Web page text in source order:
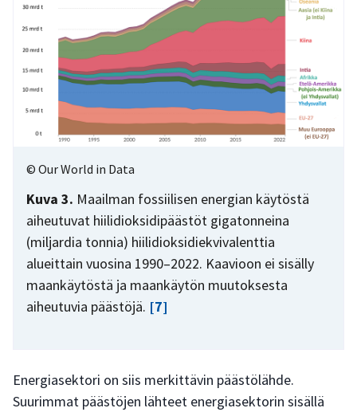
Kuva 3. Maailman fossiilisen energian käytöstä
aiheutuvat hiilidioksidipäästöt gigatonneina
(miljardia tonnia) hiilidioksidiekvivalenttia
alueittain vuosina 1990–2022. Kaavioon ei sisälly
maankäytöstä ja maankäytön muutoksesta
aiheutuvia päästöjä. [7]
© Our World in Data
Energiasektori on siis merkittävin päästölähde.
Suurimmat päästöjen lähteet energiasektorin sisällä